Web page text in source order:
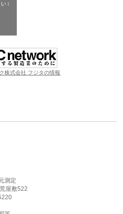
株式会社 フジタの情報
測定
屋敷522